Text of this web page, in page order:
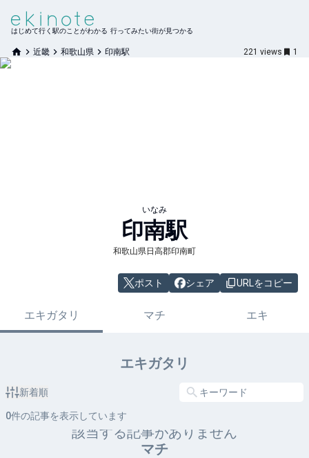
はじめて行く駅のことがわかる 行ってみたい街が見つかる
近畿 和歌山県 印南駅 221 views 1
いなみ
印南駅
和歌山県日高郡印南町
ポスト シェア URLをコピー
エキガタリ マチ エキ
エキガタリ
新着順
0件の記事を表示しています
該当する記事がありません
マチ